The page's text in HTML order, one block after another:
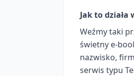
Jak to działa
Weźmy taki
świetny e-
nazwisko,
serwis typu